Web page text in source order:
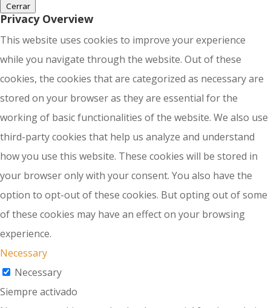
Cerrar
Privacy Overview
This website uses cookies to improve your experience
while you navigate through the website. Out of these
cookies, the cookies that are categorized as necessary are
stored on your browser as they are essential for the
working of basic functionalities of the website. We also use
third-party cookies that help us analyze and understand
how you use this website. These cookies will be stored in
your browser only with your consent. You also have the
option to opt-out of these cookies. But opting out of some
of these cookies may have an effect on your browsing
experience.
Necessary
Necessary
Siempre activado